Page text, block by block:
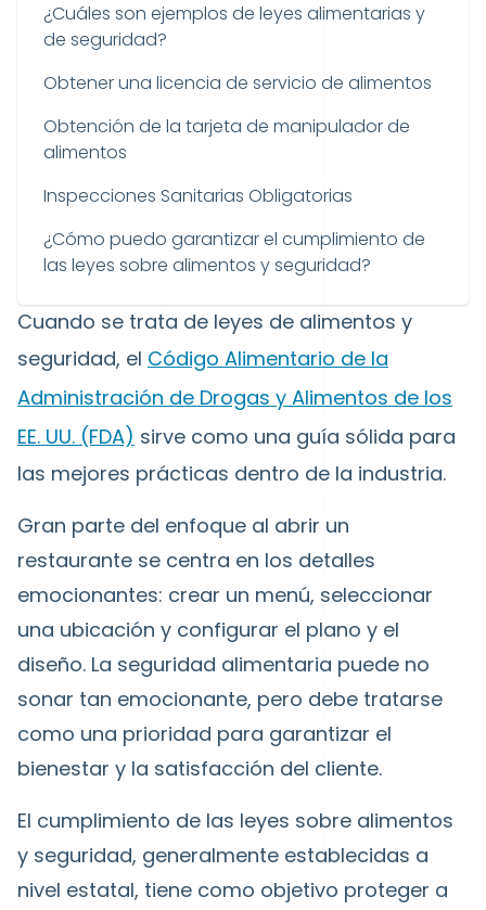
¿Cuáles son ejemplos de leyes alimentarias y
de seguridad?
Obtener una licencia de servicio de alimentos
Obtención de la tarjeta de manipulador de
alimentos
Inspecciones Sanitarias Obligatorias
¿Cómo puedo garantizar el cumplimiento de
las leyes sobre alimentos y seguridad?
Cuando se trata de leyes de alimentos y
seguridad, el Código Alimentario de la
Administración de Drogas y Alimentos de los
EE. UU. (FDA) sirve como una guía sólida para
las mejores prácticas dentro de la industria.
Gran parte del enfoque al abrir un
restaurante se centra en los detalles
emocionantes: crear un menú, seleccionar
una ubicación y configurar el plano y el
diseño. La seguridad alimentaria puede no
sonar tan emocionante, pero debe tratarse
como una prioridad para garantizar el
bienestar y la satisfacción del cliente.
El cumplimiento de las leyes sobre alimentos
y seguridad, generalmente establecidas a
nivel estatal, tiene como objetivo proteger a